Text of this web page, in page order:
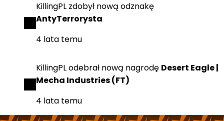
KillingPL zdobył nową odznakę
AntyTerrorysta
4 lata temu
KillingPLodebrał nową nagrodę Desert Eagle |
Mecha Industries (FT)
4 lata temu